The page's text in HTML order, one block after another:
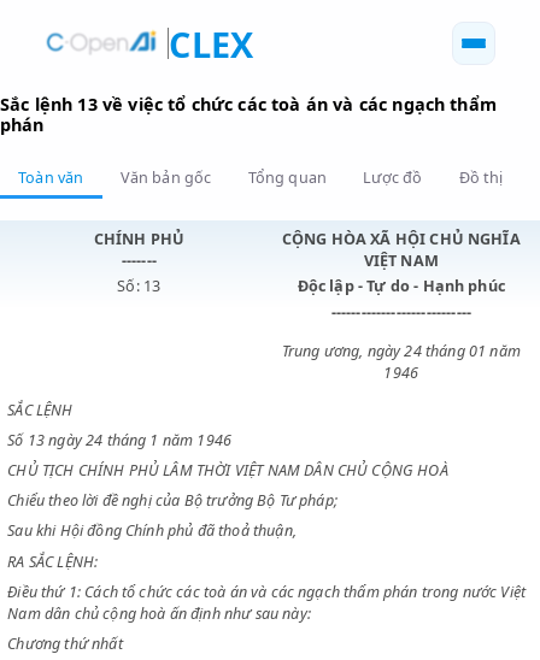
CLEX
Sắc lệnh 13 về việc tổ chức các toà án và các ngạch
phán
Toàn văn
CHÍNH PHỦ
-------
CỘNG HÒA XÃ HỘI CHỦ
VIỆT NAM
Độc lập - Tự do - Hạnh
----------------------------
SẮC LỆNH
Số 13 ngày 24 tháng 1 năm 1946
CHỦ TỊCH CHÍNH PHỦ LÂM THỜI VIỆT NAM DÂN CHỦ CỘNG HOÀ
Chiểu theo lời đề nghị của Bộ trưởng Bộ Tư pháp;
Sau khi Hội đồng Chính phủ đã thoả thuận,
RA SẮC LỆNH: